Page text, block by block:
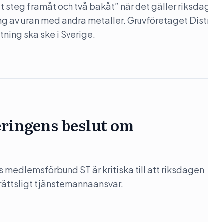
framåt och två bakåt” när det gäller
av uran med andra metaller. Gruvföretaget
ska ske i Sverige.
beslut om
ST är kritiska till att riksdagen
tjänstemannaansvar.